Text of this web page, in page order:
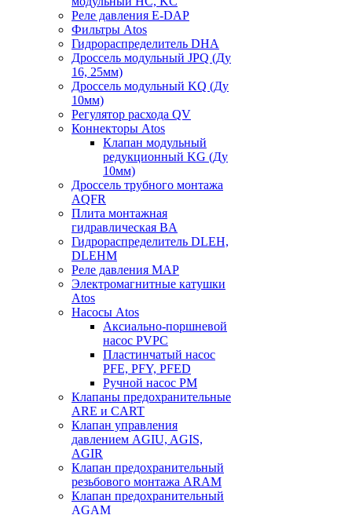
Реле давления E-DAP
Фильтры Atos
Гидрораспределитель DHA
Дроссель модульный JPQ (Ду
16, 25мм)
Дроссель модульный KQ (Ду
10мм)
Регулятор расхода QV
Коннекторы Atos
Клапан модульный
редукционный KG (Ду
10мм)
Дроссель трубного монтажа
AQFR
Плита монтажная
гидравлическая BA
Гидрораспределитель DLEH,
DLEHM
Реле давления MAP
Электромагнитные катушки
Atos
Насосы Atos
Аксиально-поршневой
насос PVPC
Пластинчатый насос
PFE, PFY, PFED
Ручной насос PM
Клапаны предохранительные
ARE и CART
Клапан управления
давлением AGIU, AGIS,
AGIR
Клапан предохранительный
резьбового монтажа ARAM
Клапан предохранительный
AGAM